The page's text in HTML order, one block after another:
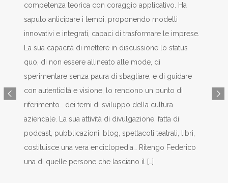
competenza teorica con coraggio applicativo. Ha
saputo anticipare i tempi, proponendo modelli
innovativi e integrati, capaci di trasformare le imprese.
La sua capacità di mettere in discussione lo status
quo, di non essere allineato alle mode, di
sperimentare senza paura di sbagliare, e di guidare
con autenticità e visione, lo rendono un punto di
riferimento… dei temi di sviluppo della cultura
aziendale. La sua attività di divulgazione, fatta di
podcast, pubblicazioni, blog, spettacoli teatrali, libri,
costituisce una vera enciclopedia… Ritengo Federico
una di quelle persone che lasciano il
[…]